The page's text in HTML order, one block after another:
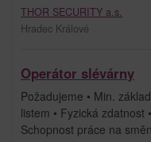
THOR SECURITY a.s.
Hradec Králové
Operátor slévárny
Požadujeme • Min.
listem • Fyzická zdatnost
Schopnost práce na